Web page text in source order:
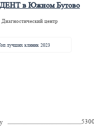
в Южном Бутово
центр
лучших клиник 2023